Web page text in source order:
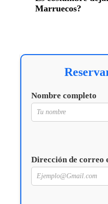
Marruecos?
Nombre completo
Dirección de correo